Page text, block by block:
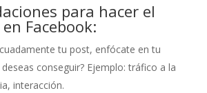
para hacer el
Facebook:
tu post, enfócate en tu
conseguir? Ejemplo: tráfico a la
interacción.